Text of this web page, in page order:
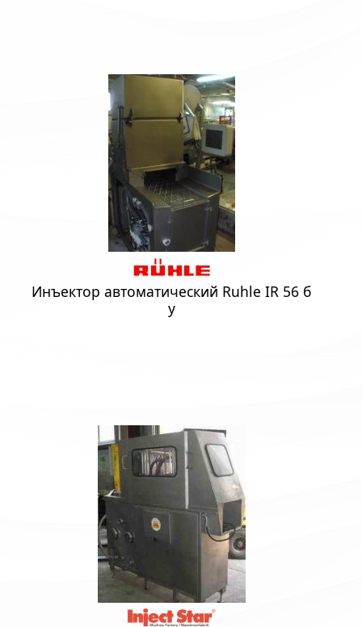
Инъектор автоматический Ruhle IR 56 б
у